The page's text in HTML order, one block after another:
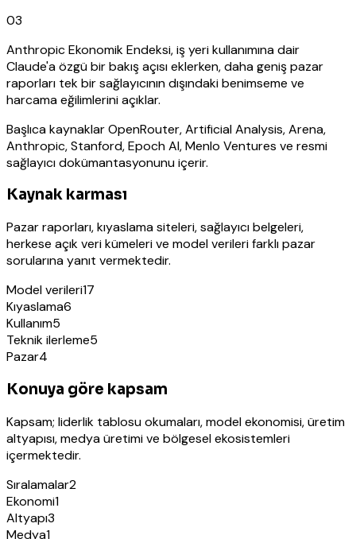
03
Anthropic Ekonomik Endeksi, iş yeri kullanımına dair
Claude'a özgü bir bakış açısı eklerken, daha geniş pazar
raporları tek bir sağlayıcının dışındaki benimseme ve
harcama eğilimlerini açıklar.
Başlıca kaynaklar OpenRouter, Artificial Analysis, Arena,
Anthropic, Stanford, Epoch AI, Menlo Ventures ve resmi
sağlayıcı dokümantasyonunu içerir.
Kaynak karması
Pazar raporları, kıyaslama siteleri, sağlayıcı belgeleri,
herkese açık veri kümeleri ve model verileri farklı pazar
sorularına yanıt vermektedir.
Model verileri17
Kıyaslama6
Kullanım5
Teknik ilerleme5
Pazar4
Konuya göre kapsam
Kapsam; liderlik tablosu okumaları, model ekonomisi, üretim
altyapısı, medya üretimi ve bölgesel ekosistemleri
içermektedir.
Sıralamalar2
Ekonomi1
Altyapı3
Medya1